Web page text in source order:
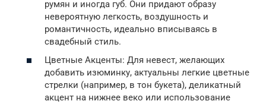
румян и иногда губ. Они придают образу
невероятную легкость, воздушность и
романтичность, идеально вписываясь в
свадебный стиль.
Цветные Акценты: Для невест, желающих
добавить изюминку, актуальны легкие цветные
стрелки (например, в тон букета), деликатный
акцент на нижнее веко или использование